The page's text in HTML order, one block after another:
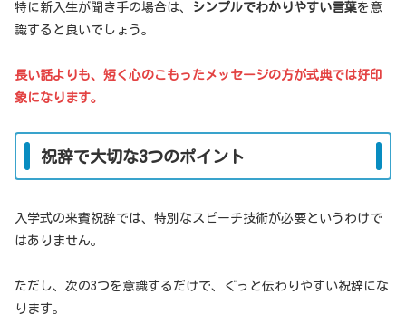
特に新入生が聞き手の場合は、 シンプルでわかりやすい言葉を意
識すると良いでしょう。
長い話よりも、短く心のこもったメッセージの方が式典では好印
象になります。
祝辞で大切な3つのポイント
入学式の来賓祝辞では、特別なスピーチ技術が必要というわけで
はありません。
ただし、次の3つを意識するだけで、ぐっと伝わりやすい祝辞にな
ります。